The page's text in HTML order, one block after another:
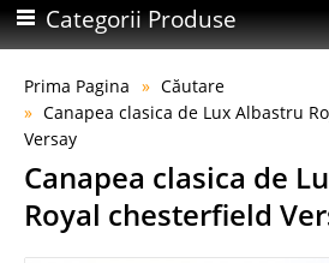
Categorii Produse
Prima Pagina
Căutare
Canapea clasica de Lux Albastru
Versay
Canapea clasica de
Royal chesterfield